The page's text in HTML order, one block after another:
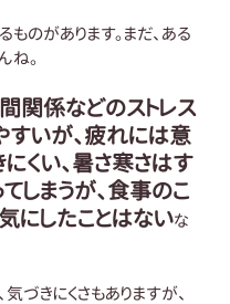
ものがあります。まだ、ある
ね。
関係などのストレス
すいが、疲れには意
くい、暑さ寒さはす
しまうが、食事のこ
にしたことはないな
づきにくさもありますが、